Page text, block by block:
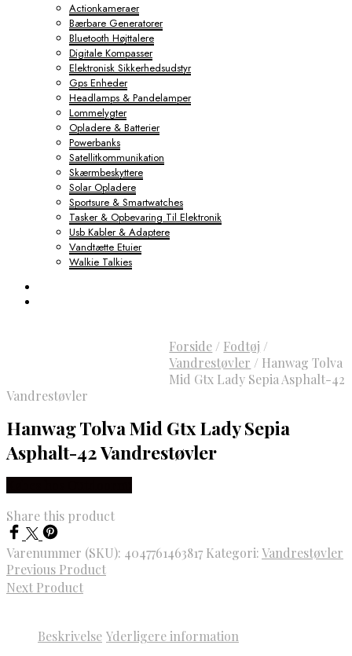
Actionkameraer
Bærbare Generatorer
Bluetooth Højttalere
Digitale Kompasser
Elektronisk Sikkerhedsudstyr
Gps Enheder
Headlamps & Pandelamper
Lommelygter
Opladere & Batterier
Powerbanks
Satellitkommunikation
Skærmbeskyttere
Solar Opladere
Sportsure & Smartwatches
Tasker & Opbevaring Til Elektronik
Usb Kabler & Adaptere
Vandtætte Etuier
Walkie Talkies
Forside / Fodtøj /
Vandrestøvler / Hanwag Tolva
Mid Gtx Lady Sepia Asphalt-42
Vandrestøvler
Hanwag Tolva Mid Gtx Lady Sepia
Asphalt-42 Vandrestøvler
Share this product
Varenummer (SKU): 4047761463817 Kategori:Vandrestøvler
Previous Product
Next Product
Beskrivelse Yderligere information